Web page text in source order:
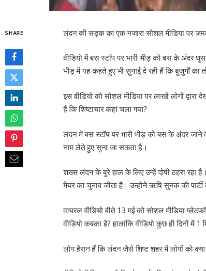
SHARE लंदन की सड़क का एक नजारा सोशल मीडिया पर
वीडियो में बस स्टॉप पर भारी भीड़ को बस के अंदर
भीड़ में यह कहते हुए भी सुनाई दे रही हैं कि बुजुर्गों का
इस वीडियो को सोशल मीडिया पर लाखों लोगों
हैं कि शिष्टाचार कहां चला गया?
लंदन में बस स्टॉप पर भारी भीड़ को बस के अंदर
नाम लेते हुए सुना जा सकता है।
शख्स लंदन के बुरे हाल के लिए उन्हें दोषी ठहरा रहा
मेयर का चुनाव जीता है। उन्होंने ऋषि सुनक की पार्टी
वायरल वीडियो बीते 13 मई को सोशल मीडिया
वीडियो कबका है? हालांकि वीडियो कुछ ही दिनों में
लोग हैरान हैं कि लंदन जैसे शिष्ट शहर में लोगों को